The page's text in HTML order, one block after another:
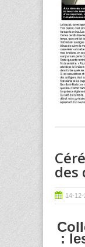
des
14-
: